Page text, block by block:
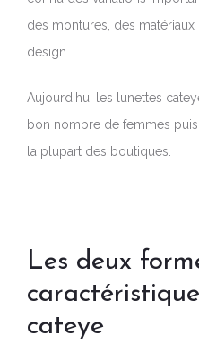
des montures, des
design.
Aujourd’hui les lunettes
bon nombre de femmes
la plupart des boutiques.
Les deux
cateye